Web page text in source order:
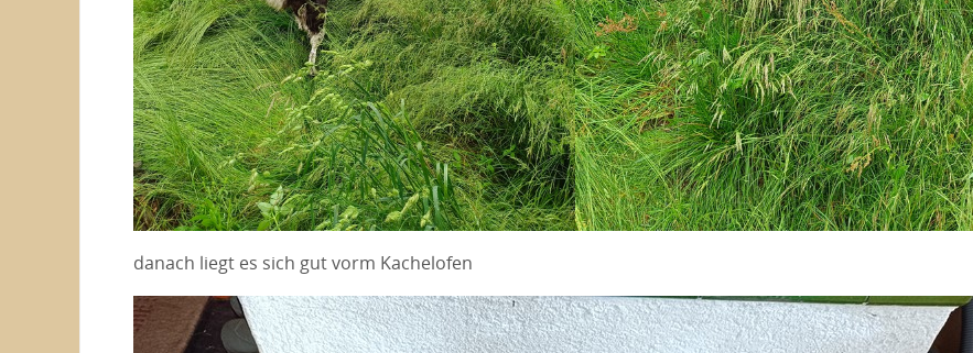
danach liegt es sich gut vorm Kachelofen